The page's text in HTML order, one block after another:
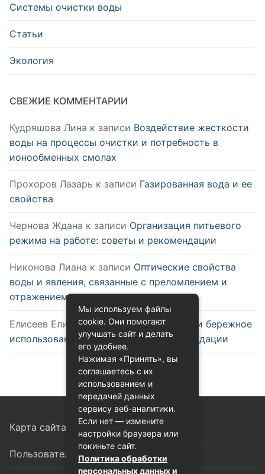
Системы очистки воды
Статьи
Экология
СВЕЖИЕ КОММЕНТАРИИ
Кудряшова Лина к записи Воздействие жесткости
воды на процессы очистки и потребность в
ионообменных смолах
Прохоров Лазарь к записи Газированная вода и ее
свойства
Чернова Ждана к записи Организация питьевого
режима на работе: советы и рекомендации
Никонова Лиана к записи Оптические свойства
воды и явления, связанные с преломлением и
отражением
Елисеев Елизарк записиЭффективное и бережное
использование воды: советы и рекомендации
Карта сайта
Пользовательское соглашение
Мы используем файлы
cookie. Они помогают
улучшать сайт и делать
его удобнее.
Нажимая «Принять», вы
соглашаетесь с их
использованием и
передачей данных
сервису веб-аналитики.
Если нет — измените
настройки браузера или
покиньте сайт.
Политика обработки
персональных данных и